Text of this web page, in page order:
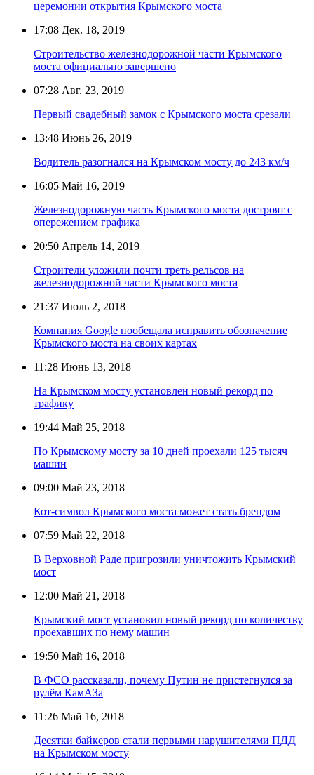
церемонии открытия Крымского моста
17:08 Дек. 18, 2019
Строительство железнодорожной части Крымского
моста официально завершено
07:28 Авг. 23, 2019
Первый свадебный замок с Крымского моста срезали
13:48 Июнь 26, 2019
Водитель разогнался на Крымском мосту до 243 км/ч
16:05 Май 16, 2019
Железнодорожную часть Крымского моста достроят с
опережением графика
20:50 Апрель 14, 2019
Строители уложили почти треть рельсов на
железнодорожной части Крымского моста
21:37 Июль 2, 2018
Компания Google пообещала исправить обозначение
Крымского моста на своих картах
11:28 Июнь 13, 2018
На Крымском мосту установлен новый рекорд по
трафику
19:44 Май 25, 2018
По Крымскому мосту за 10 дней проехали 125 тысяч
машин
09:00 Май 23, 2018
Кот-символ Крымского моста может стать брендом
07:59 Май 22, 2018
В Верховной Раде пригрозили уничтожить Крымский
мост
12:00 Май 21, 2018
Крымский мост установил новый рекорд по количеству
проехавших по нему машин
19:50 Май 16, 2018
В ФСО рассказали, почему Путин не пристегнулся за
рулём КамАЗа
11:26 Май 16, 2018
Десятки байкеров стали первыми нарушителями ПДД
на Крымском мосту